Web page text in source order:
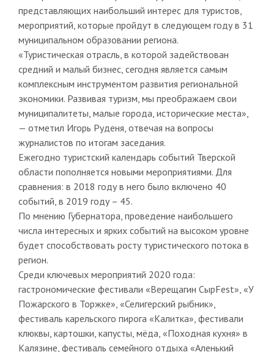
представляющих наибольший интерес для туристов,
мероприятий, которые пройдут в следующем году в 31
муниципальном образовании региона.
«Туристическая отрасль, в которой задействован
средний и малый бизнес, сегодня является самым
комплексным инструментом развития региональной
экономики. Развивая туризм, мы преображаем свои
муниципалитеты, малые города, исторические места»,
— отметил Игорь Руденя, отвечая на вопросы
журналистов по итогам заседания.
Ежегодно туристский календарь событий Тверской
области пополняется новыми мероприятиями. Для
сравнения: в 2018 году в него было включено 40
событий, в 2019 году – 45.
По мнению Губернатора, проведение наибольшего
числа интересных и ярких событий на высоком уровне
будет способствовать росту туристического потока в
регион.
Среди ключевых мероприятий 2020 года:
гастрономические фестивали «Верещагин СырFest», «У
Пожарского в Торжке», «Селигерский рыбник»,
фестиваль карельского пирога «Калитка», фестивали
клюквы, картошки, капусты, мёда, «Походная кухня» в
Калязине, фестиваль семейного отдыха «Аленький